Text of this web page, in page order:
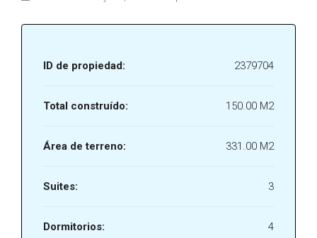
ID de propiedad: 2379704
Total construído: 150.00 M2
Área de terreno: 331.00 M2
Suites: 3
Dormitorios: 4